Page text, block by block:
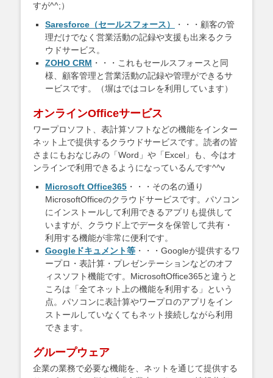
すが^^;）
Saresforce（セールスフォース）
・・・顧客の管
理だけでなく営業活動の記録や支援も出来るクラ
ウドサービス。
ZOHO CRM ・・・これもセールスフォースと同
様、顧客管理と営業活動の記録や管理ができるサ
ービスです。（塀はではコレを利用しています）
オンラインOfficeサービス
ワープロソフト、表計算ソフトなどの機能をインター
ネット上で提供するクラウドサービスです。読者の皆
さまにもおなじみの「Word」や「Excel」も、今はオ
ンラインで利用できるようになっているんです^^v
Microsoft Office365 ・・・その名の通り
MicrosoftOfficeのクラウドサービスです。パソコン
にインストールして利用できるアプリも提供して
いますが、クラウド上でデータを保管して共有・
利用する機能が非常に便利です。
Googleドキュメント等 ・・・Googleが提供するワ
ープロ・表計算・プレゼンテーションなどのオフ
ィスソフト機能です。MicrosoftOffice365と違うと
ころは「全てネット上の機能を利用する」という
点。パソコンに表計算やワープロのアプリをイン
ストールしていなくてもネット接続しながら利用
できます。
グループウェア
企業の業務で必要な機能を、ネットを通じて提供する